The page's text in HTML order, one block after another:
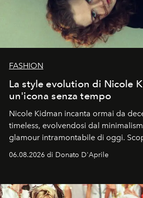
FASHION
La style evolution di Nicole
un'icona senza tempo
Nicole Kidman incanta ormai da
timeless, evolvendosi dal
glamour intramontabile di oggi.
06.08.2026 di Donato D'Aprile